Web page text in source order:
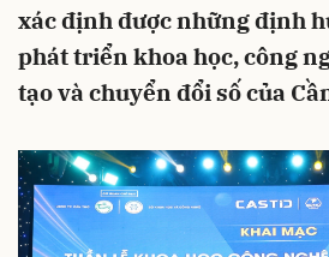
xác định được những định
phát triển khoa học, công
tạo và chuyển đổi số của